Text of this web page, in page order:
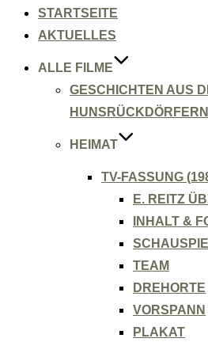
springenSTARTSEITE
AKTUELLES
ALLE FILME
GESCHICHTEN AUS
HUNSRÜCKDÖRFERN
HEIMAT
TV-FASSUNG
E. REITZ
INHALT &
TEAM
DREHORTE
VORSPANN
PLAKAT